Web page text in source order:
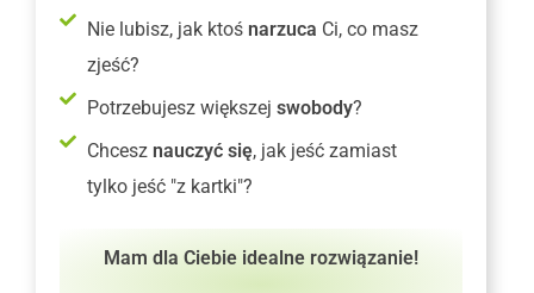
Nie lubisz, jak ktoś narzuca Ci, co masz
zjeść?
Potrzebujesz większej swobody?
Chcesz nauczyć się, jak jeść zamiast
tylko jeść "z kartki"?
Mam dla Ciebie idealne rozwiązanie!